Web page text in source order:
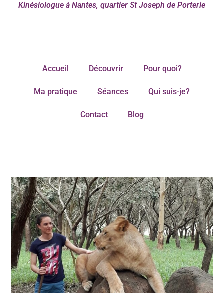
Kinésiologue à Nantes, quartier St Joseph de Porterie
Accueil Découvrir Pour quoi?
Ma pratique Séances Qui suis-je?
Contact Blog